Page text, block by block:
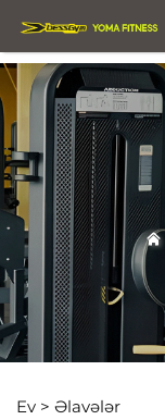
Ev > Əlavələr